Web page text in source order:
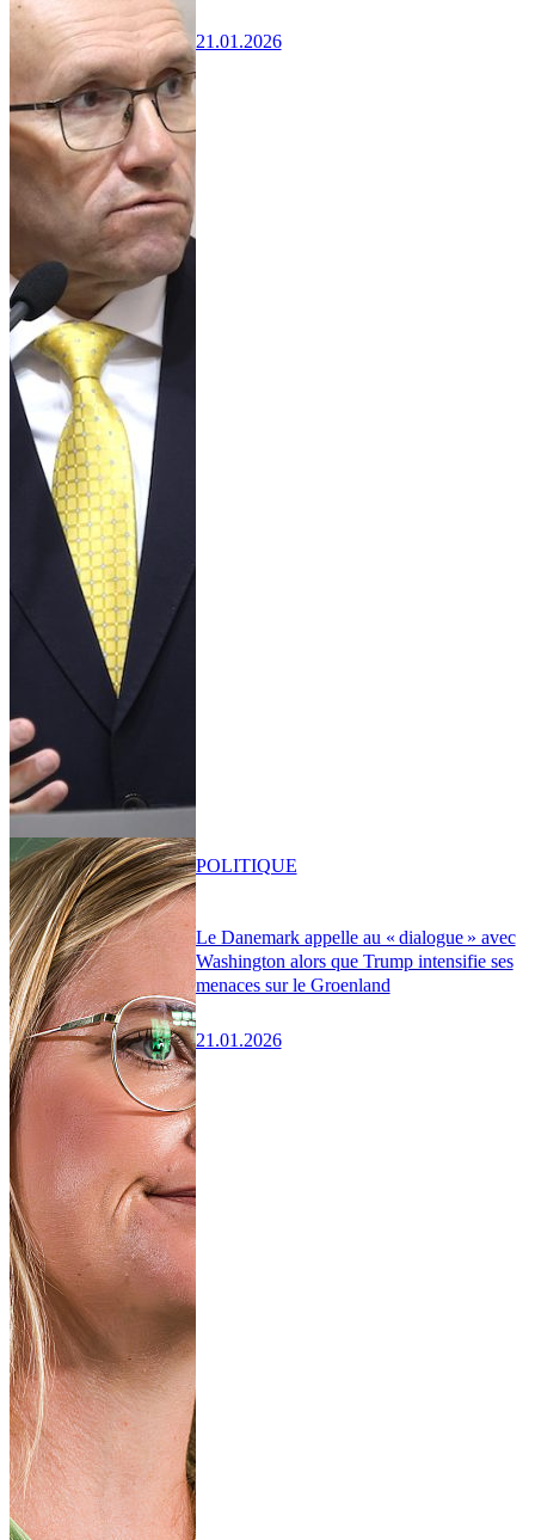
21.01.2026
Le Danemark appelle au « dialogue » avec
Washington alors que Trump intensifie ses
menaces sur le Groenland
21.01.2026
POLITIQUE